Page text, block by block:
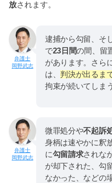
放されます。
岡野武志
逮捕から勾留、そ
で23日間の間、留
があります。さら
は、 判決が出るま
拘束が続いてしま
岡野武志
微罪処分や不起訴
身柄は速やかに釈
に勾留請求されな
が却下された、勾
なかった、などの